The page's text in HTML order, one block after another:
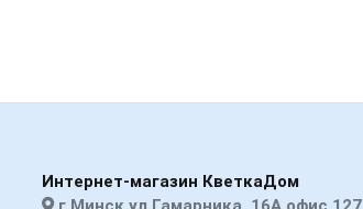
Интернет-магазин КветкаДом